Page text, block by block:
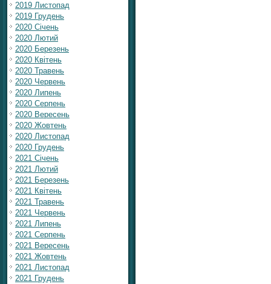
2019 Листопад
2019 Грудень
2020 Січень
2020 Лютий
2020 Березень
2020 Квітень
2020 Травень
2020 Червень
2020 Липень
2020 Серпень
2020 Вересень
2020 Жовтень
2020 Листопад
2020 Грудень
2021 Січень
2021 Лютий
2021 Березень
2021 Квітень
2021 Травень
2021 Червень
2021 Липень
2021 Серпень
2021 Вересень
2021 Жовтень
2021 Листопад
2021 Грудень